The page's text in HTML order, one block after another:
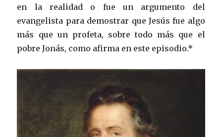
en la realidad o fue un argumento del
evangelista para demostrar que Jesús fue algo
más que un profeta, sobre todo más que el
pobre Jonás, como afirma en este episodio.*